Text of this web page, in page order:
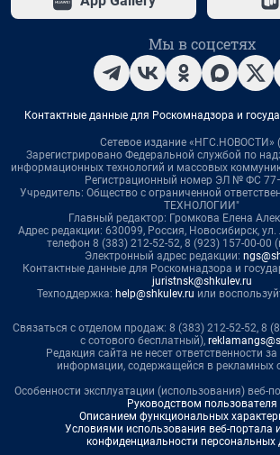
Мы в соцсетях
Контактные данные для Роскомнадзора и
Сетевое издание «НГС.НОВОСТИ»
Зарегистрировано Федеральной службой по
информационных технологий и массовых
Регистрационный номер ЭЛ № ФС
Учредитель: Общество с ограниченной
ТЕХНОЛОГИИ"
Главный редактор: Громкова Елена
Адрес редакции: 630099, Россия, Новосибирск, ул.
телефон 8 (383) 212-52-52, 8 (923) 157-00-00
Электронный адрес редакции:
Контактные данные для Роскомнадзора и
juristnsk@shkulev.ru
Техподдержка: help@shkulev.ru или
Связаться с отделом продаж: 8 (383) 212-52-52, 8
с сотового бесплатный),
Редакция сайта не несет ответственности
информации, содержащейся в рекламных
Особенности эксплуатации (использования) веб-
Руководством пользователя
Описанием функциональных
Условиями использования веб-портала
конфиденциальности персональных